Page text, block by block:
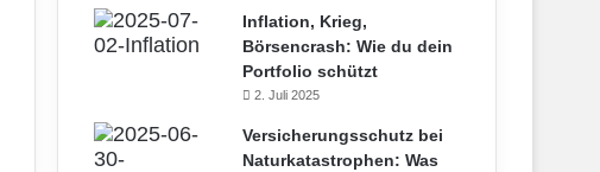
Inflation, Krieg,
Börsencrash: Wie du dein
Portfolio schützt
2. Juli 2025
Versicherungsschutz bei
Naturkatastrophen: Was